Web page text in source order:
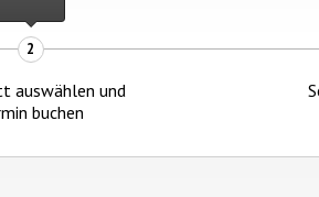
2
auswählen und
buchen